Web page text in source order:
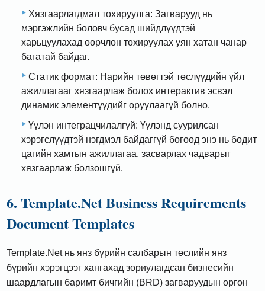
Хязгаарлагдмал тохируулга: Загварууд нь
мэргэжлийн боловч бусад шийдлүүдтэй
харьцуулахад өөрчлөн тохируулах уян хатан чанар
багатай байдаг.
Статик формат: Нарийн төвөгтэй төслүүдийн үйл
ажиллагааг хязгаарлаж болох интерактив эсвэл
динамик элементүүдийг оруулаагүй болно.
Үүлэн интеграцчилалгүй: Үүлэнд суурилсан
хэрэгслүүдтэй нэгдмэл байдаггүй бөгөөд энэ нь бодит
цагийн хамтын ажиллагаа, засварлах чадварыг
хязгаарлаж болзошгүй.
6. Template.Net Business Requirements
Document Templates
Template.Net нь янз бүрийн салбарын төслийн янз
бүрийн хэрэгцээг хангахад зориулагдсан бизнесийн
шаардлагын баримт бичгийн (BRD) загваруудын өргөн